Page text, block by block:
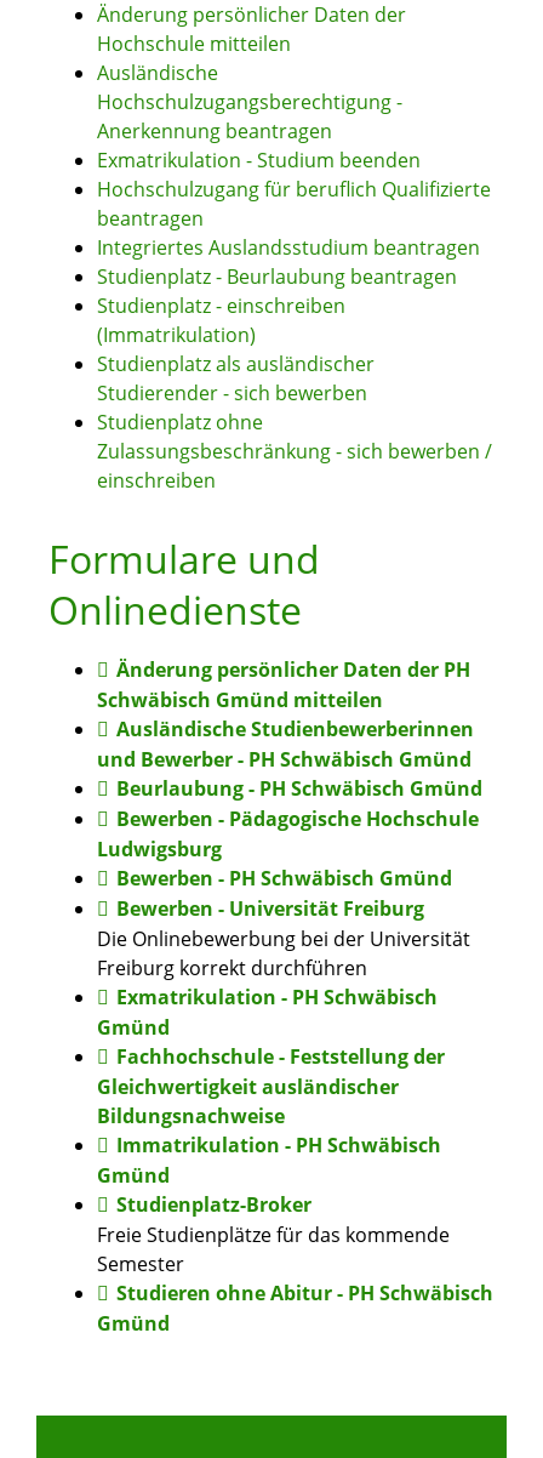
Änderung persönlicher Daten der
Hochschule mitteilen
Ausländische
Hochschulzugangsberechtigung -
Anerkennung beantragen
Exmatrikulation - Studium beenden
Hochschulzugang für beruflich Qualifizierte
beantragen
Integriertes Auslandsstudium beantragen
Studienplatz - Beurlaubung beantragen
Studienplatz - einschreiben
(Immatrikulation)
Studienplatz als ausländischer
Studierender - sich bewerben
Studienplatz ohne
Zulassungsbeschränkung - sich bewerben /
einschreiben
Formulare und
Onlinedienste
Änderung persönlicher Daten der PH
Schwäbisch Gmünd mitteilen
Ausländische Studienbewerberinnen
und Bewerber - PH Schwäbisch Gmünd
Beurlaubung - PH Schwäbisch Gmünd
Bewerben - Pädagogische Hochschule
Ludwigsburg
Bewerben - PH Schwäbisch Gmünd
Bewerben - Universität Freiburg
Die Onlinebewerbung bei der Universität
Freiburg korrekt durchführen
Exmatrikulation - PH Schwäbisch
Gmünd
Fachhochschule - Feststellung der
Gleichwertigkeit ausländischer
Bildungsnachweise
Immatrikulation - PH Schwäbisch
Gmünd
Studienplatz-Broker
Freie Studienplätze für das kommende
Semester
Studieren ohne Abitur - PH Schwäbisch
Gmünd